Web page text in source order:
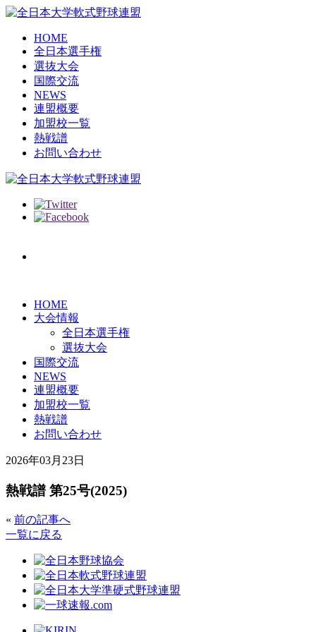
HOME
全日本選手権
選抜大会
国際交流
NEWS
連盟概要
加盟校一覧
熱戦譜
お問い合わせ
HOME
大会情報
全日本選手権
選抜大会
国際交流
NEWS
連盟概要
加盟校一覧
熱戦譜
お問い合わせ
2026年03月23日
熱戦譜 第25号(2025)
« 前の記事へ
一覧に戻る